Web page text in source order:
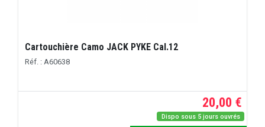
Cartouchière Camo JACK PYKE Cal.12
Réf. : A60638
20,00 €
Dispo sous 5 jours ouvrés